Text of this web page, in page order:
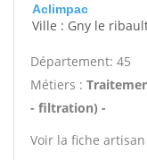
Aclimpac
Ville : Gny le
Département: 45
Métiers :
- filtration) -
Voir la fiche artisan